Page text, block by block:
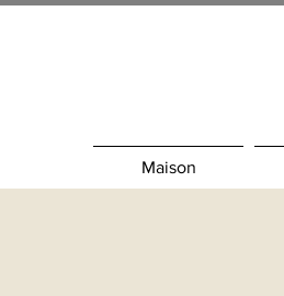
Maison